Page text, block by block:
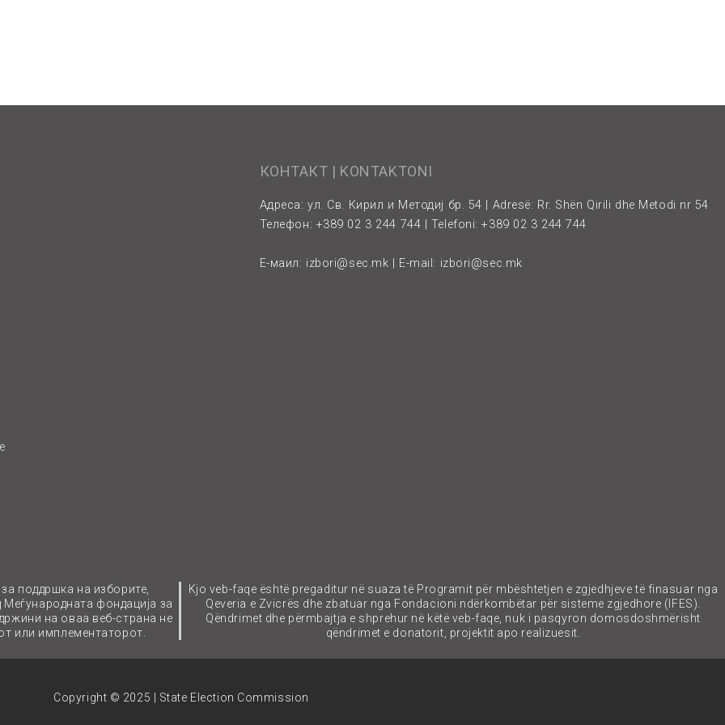
КОНТАКТ | KONTAKTONI
Адреса: ул. Св. Кирил и Методиј бр. 54 | Adresë: Rr. Shën Qirili dhe Metodi nr 54
Телефон: +389 02 3 244 744 | Telefoni: +389 02 3 244 744
Е-маил: izbori@sec.mk | E-mail: izbori@sec.mk
поддршка на изборите,
фондација за
на оваа веб-страна не
или имплементаторот.
Kjo veb-faqe është pregaditur në suaza të Programit për mbështetjen e zgjedhjeve të finasuar nga
Qeveria e Zvicrës dhe zbatuar nga Fondacioni ndërkombëtar për sisteme zgjedhore (IFES).
Qëndrimet dhe përmbajtja e shprehur në këtë veb-faqe, nuk i pasqyron domosdoshmërisht
qëndrimet e donatorit, projektit apo realizuesit.
Copyright © 2025 | State Election Commission